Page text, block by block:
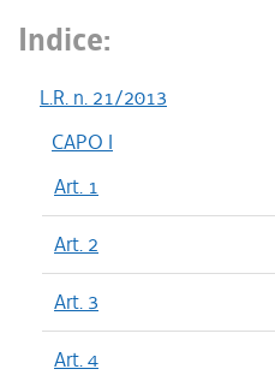
Indice:
L.R. n. 21/2013
CAPO I
Art. 1
Art. 2
Art. 3
Art. 4